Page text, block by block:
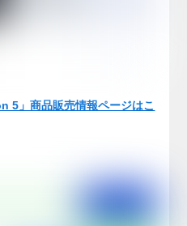
5」商品販売情報ページはこ